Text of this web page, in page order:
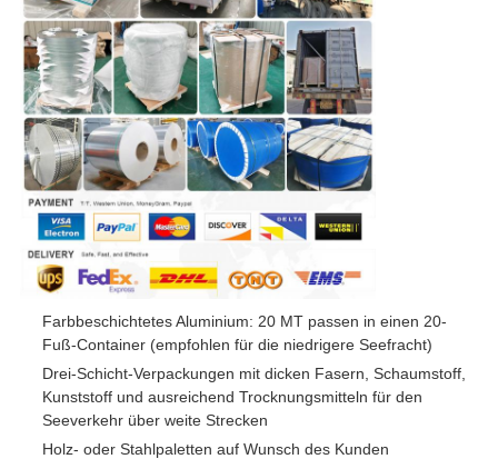
Farbbeschichtetes Aluminium: 20 MT passen in einen 20-
Fuß-Container (empfohlen für die niedrigere Seefracht)
Drei-Schicht-Verpackungen mit dicken Fasern, Schaumstoff,
Kunststoff und ausreichend Trocknungsmitteln für den
Seeverkehr über weite Strecken
Holz- oder Stahlpaletten auf Wunsch des Kunden